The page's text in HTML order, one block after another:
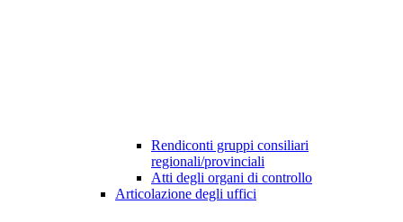
Rendiconti gruppi consiliari
regionali/provinciali
Atti degli organi di controllo
Articolazione degli uffici